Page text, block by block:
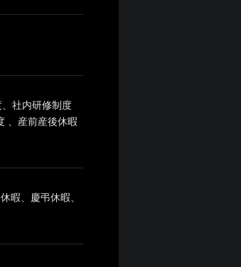
社内研修制度
、産前産後休暇
暇、慶弔休暇、